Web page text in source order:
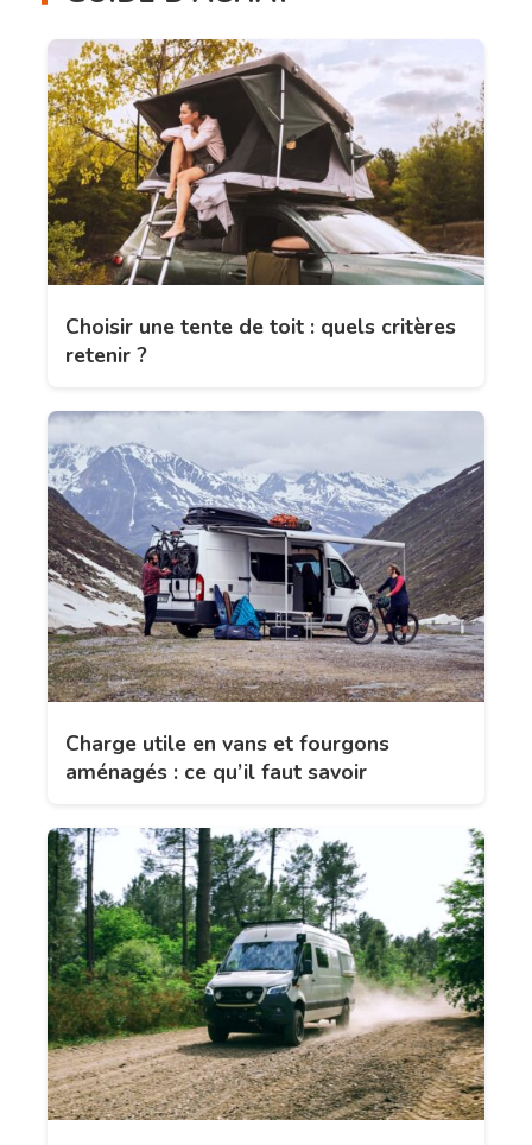
Choisir une tente de toit : quels critères
retenir ?
Charge utile en vans et fourgons
aménagés : ce qu’il faut savoir